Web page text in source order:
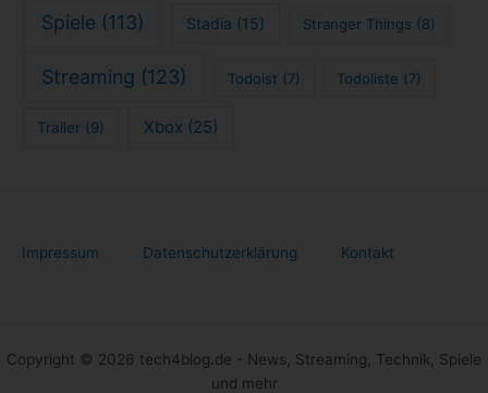
Spiele (113) Stadia (15) Stranger Things (8)
Streaming (123) Todoist (7) Todoliste (7)
Trailer (9) Xbox (25)
Impressum Datenschutzerklärung Kontakt
Copyright © 2026 tech4blog.de - News, Streaming, Technik, Spiele
und mehr